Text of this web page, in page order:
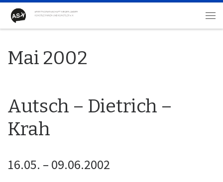
Zum Inhalt springen
Mai 2002
Autsch – Dietrich –
Krah
16.05. – 09.06.2002